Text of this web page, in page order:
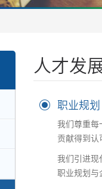
人才发
职业规划
我们尊重每
贡献得到认
我们引进现
职业规划与